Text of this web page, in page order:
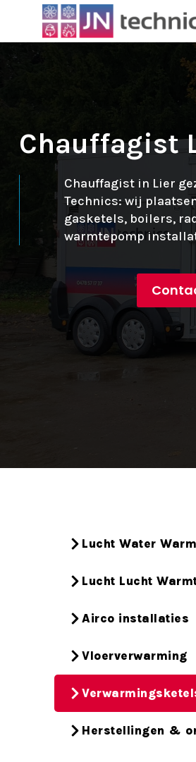
Chauffagist
Chauffagist in Lier
Technics: wij
gasketels, boilers,
warmtepomp
Lucht Water
Lucht Lucht
Airco installaties
Vloerverwarming
Herstellingen &